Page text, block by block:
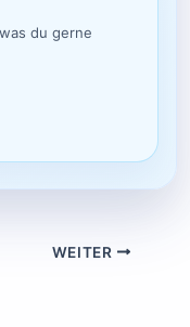
du gerne
WEITER